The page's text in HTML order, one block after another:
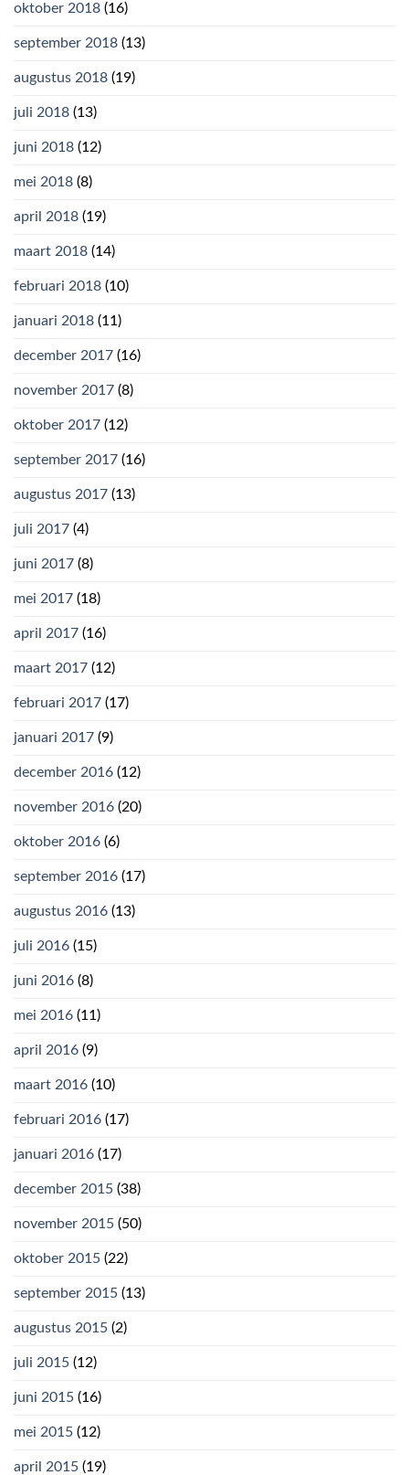
oktober 2018 (16)
september 2018 (13)
augustus 2018 (19)
juli 2018 (13)
juni 2018 (12)
mei 2018 (8)
april 2018 (19)
maart 2018 (14)
februari 2018 (10)
januari 2018 (11)
december 2017 (16)
november 2017 (8)
oktober 2017 (12)
september 2017 (16)
augustus 2017 (13)
juli 2017 (4)
juni 2017 (8)
mei 2017 (18)
april 2017 (16)
maart 2017 (12)
februari 2017 (17)
januari 2017 (9)
december 2016 (12)
november 2016 (20)
oktober 2016 (6)
september 2016 (17)
augustus 2016 (13)
juli 2016 (15)
juni 2016 (8)
mei 2016 (11)
april 2016 (9)
maart 2016 (10)
februari 2016 (17)
januari 2016 (17)
december 2015 (38)
november 2015 (50)
oktober 2015 (22)
september 2015 (13)
augustus 2015 (2)
juli 2015 (12)
juni 2015 (16)
mei 2015 (12)
april 2015 (19)